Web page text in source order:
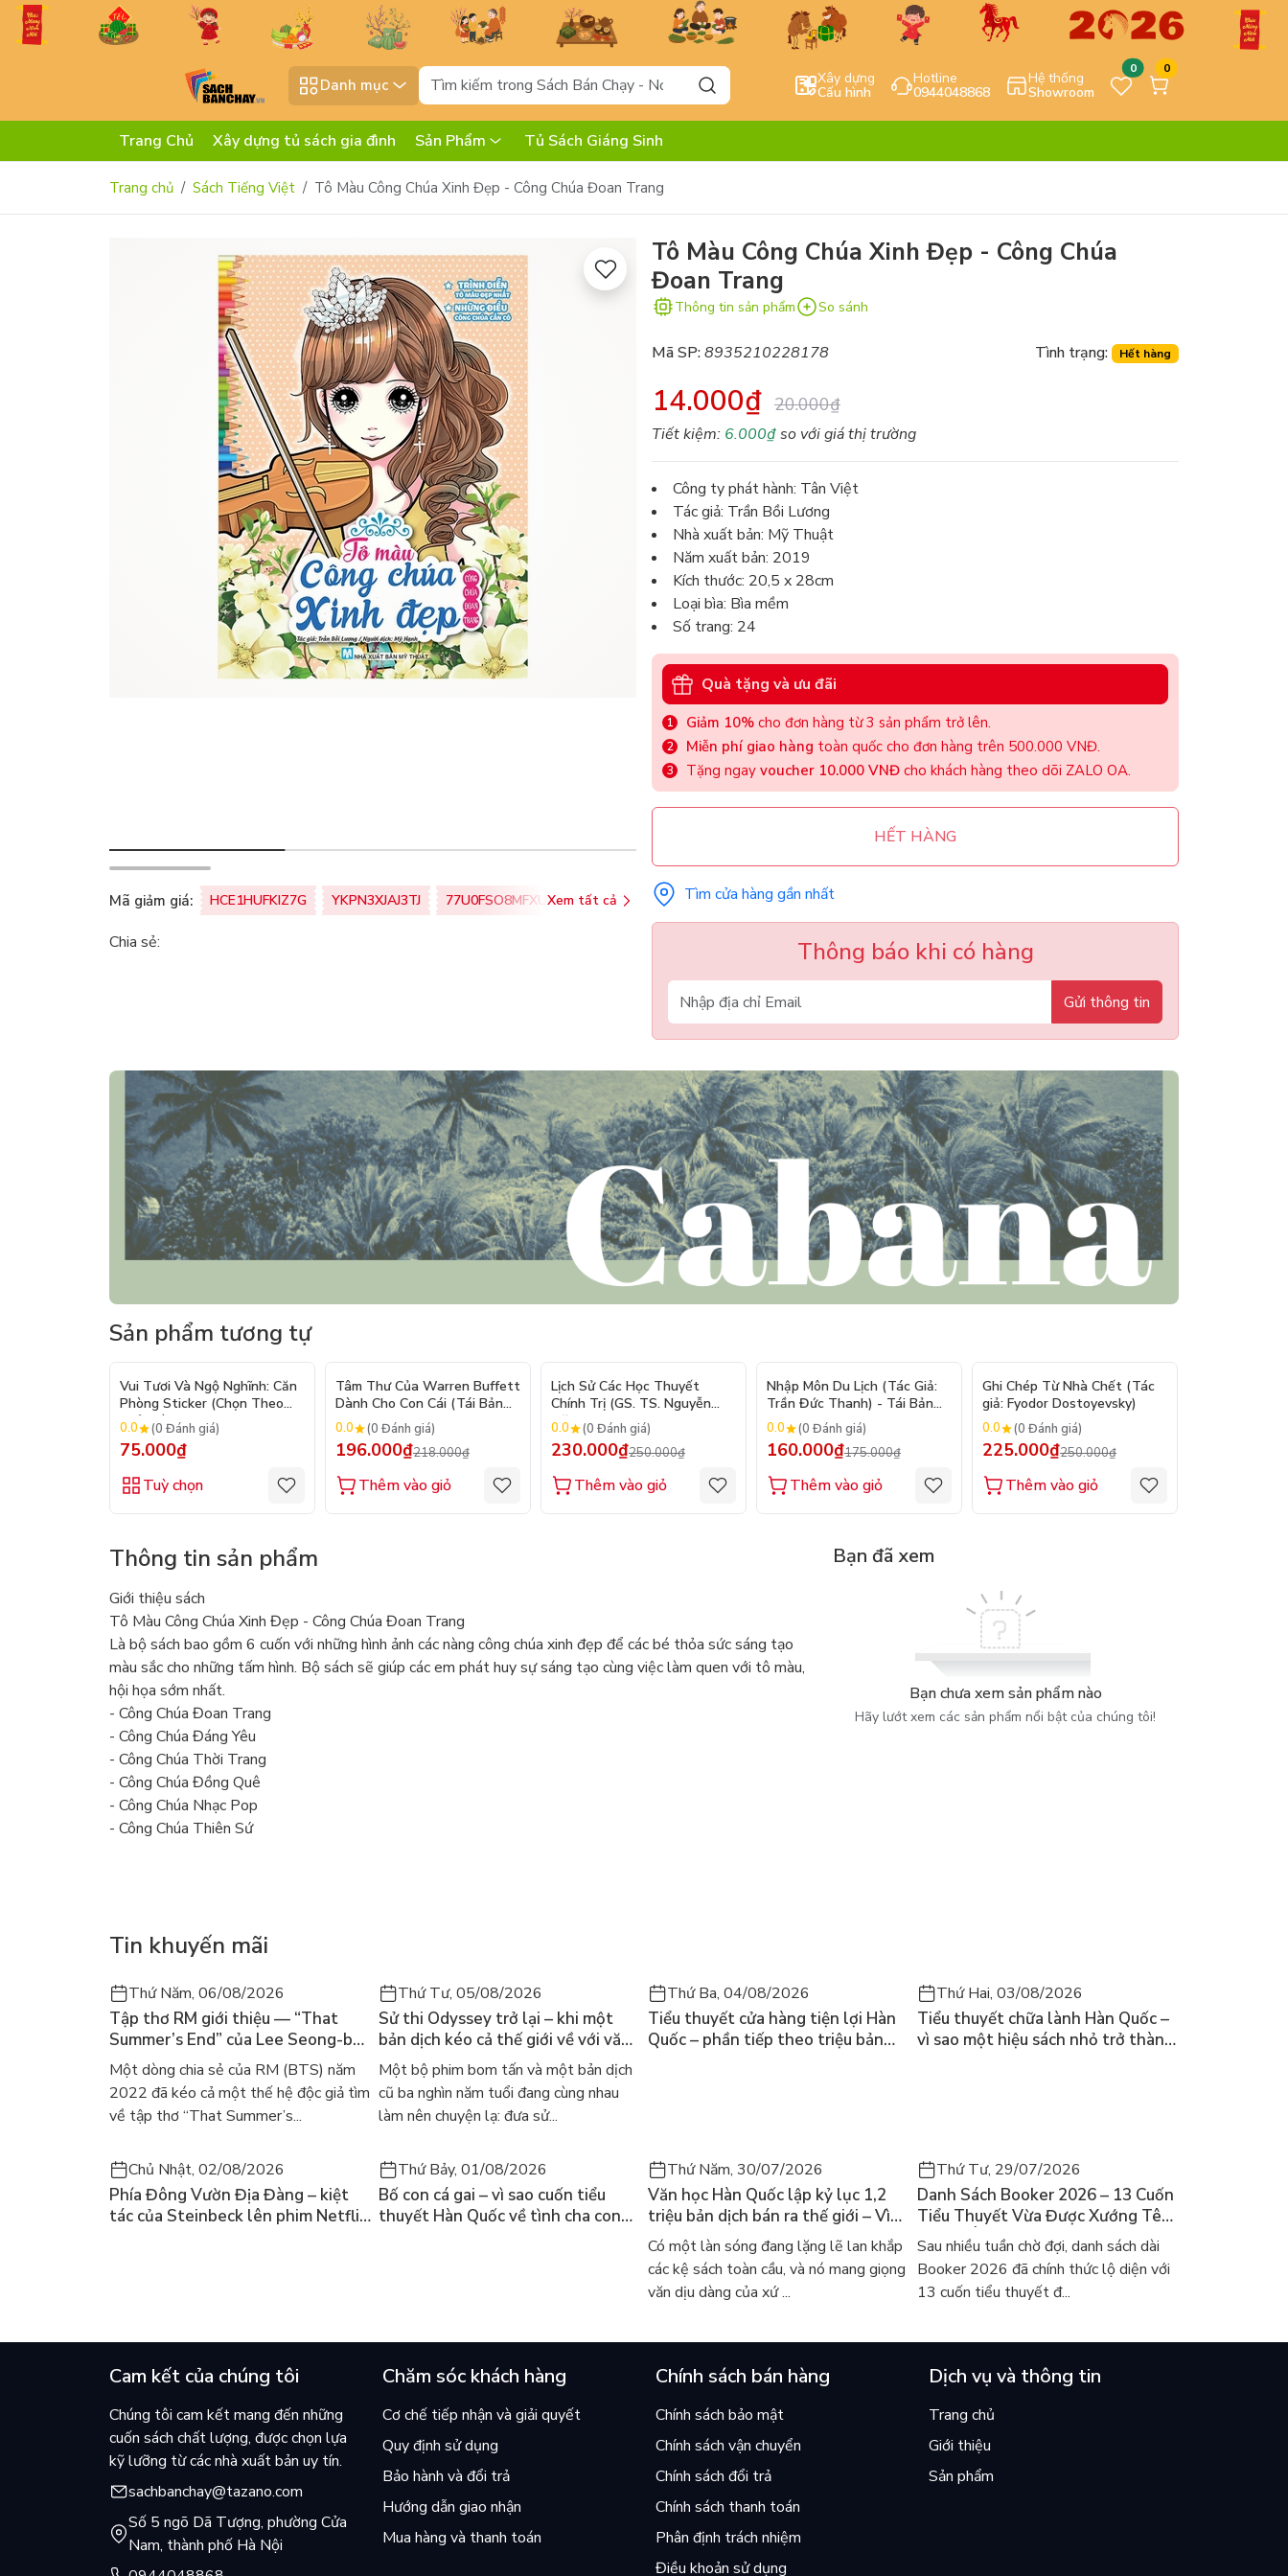
Danh mục Xây dựng
Cấu hình
Hotline
0944048868
Hệ thống
Showroom
0 0
Trang Chủ Xây dựng tủ sách gia đình Sản Phẩm Tủ Sách Giáng Sinh
Trang chủ Sách Tiếng Việt Tô Màu Công Chúa Xinh Đẹp - Công Chúa Đoan Trang
Mã giảm giá: HCE1HUFKIZ7G YKPN3XJAJ3TJ 77U0FSO8MFXU Xem tất cả
Chia sẻ:
Tô Màu Công Chúa Xinh Đẹp - Công Chúa
Đoan Trang
Thông tin sản phẩm So sánh
Mã SP:8935210228178 Tình trạng: Hết hàng
14.000₫ 20.000₫
Tiết kiệm: 6.000₫so với giá thị trường
Công ty phát hành: Tân Việt
Tác giả: Trần Bồi Lương
Nhà xuất bản: Mỹ Thuật
Năm xuất bản: 2019
Kích thước: 20,5 x 28cm
Loại bìa: Bìa mềm
Số trang: 24
Quà tặng và ưu đãi
Giảm 10% cho đơn hàng từ 3 sản phẩm trở lên.
Miễn phí giao hàng toàn quốc cho đơn hàng trên 500.000 VNĐ.
Tặng ngay voucher 10.000 VNĐ cho khách hàng theo dõi ZALO OA.
HẾT HÀNG
Tìm cửa hàng gần nhất
Thông báo khi có hàng
Gửi thông tin
Sản phẩm tương tự
Vui Tươi Và Ngộ Nghĩnh: Căn
Phòng Sticker (Chọn Theo
Chủ Đề) - Hơn 250 Sticker
0.0 (0 Đánh giá)
75.000₫
Tuỳ chọn
- 10%
Tâm Thư Của Warren Buffett
Dành Cho Con Cái (Tái Bản
2026)
0.0 (0 Đánh giá)
196.000₫218.000₫
Thêm vào giỏ
Lịch Sử Các Học Thuyết
Chính Trị (GS. TS. Nguyễn
Đăng Dung)
0.0 (0 Đánh giá)
230.000₫250.000₫
Thêm vào giỏ
- 9%
Nhập Môn Du Lịch (Tác Giả:
Trần Đức Thanh) - Tái Bản
2026
0.0 (0 Đánh giá)
160.000₫175.000₫
Thêm vào giỏ
- 10%
Ghi Chép Từ Nhà Chết (Tác
giả: Fyodor Dostoyevsky)
0.0 (0 Đánh giá)
225.000₫250.000₫
Thêm vào giỏ
Thông tin sản phẩm
Giới thiệu sách
Tô Màu Công Chúa Xinh Đẹp - Công Chúa Đoan Trang
Là bộ sách bao gồm 6 cuốn với những hình ảnh các nàng công chúa xinh đẹp để các bé thỏa sức sáng tạo
màu sắc cho những tấm hình. Bộ sách sẽ giúp các em phát huy sự sáng tạo cùng việc làm quen với tô màu,
hội họa sớm nhất.
- Công Chúa Đoan Trang
- Công Chúa Đáng Yêu
- Công Chúa Thời Trang
- Công Chúa Đồng Quê
- Công Chúa Nhạc Pop
- Công Chúa Thiên Sứ
Bạn đã xem
Bạn chưa xem sản phẩm nào
Hãy lướt xem các sản phẩm nổi bật của chúng tôi!
Tin khuyến mãi
Thứ Năm, 06/08/2026
Tập thơ RM giới thiệu — “That
Summer’s End” của Lee Seong-bok
ra mắt bản tiếng Anh sau 4 năm
gây sốt
Một dòng chia sẻ của RM (BTS) năm
2022 đã kéo cả một thế hệ độc giả tìm
về tập thơ “That Summer’s...
Thứ Tư, 05/08/2026
Sử thi Odyssey trở lại – khi một
bản dịch kéo cả thế giới về với văn
học kinh điển
Một bộ phim bom tấn và một bản dịch
cũ ba nghìn năm tuổi đang cùng nhau
làm nên chuyện lạ: đưa sử...
Thứ Ba, 04/08/2026
Tiểu thuyết cửa hàng tiện lợi Hàn
Quốc – phần tiếp theo triệu bản
Thứ Hai, 03/08/2026
Tiểu thuyết chữa lành Hàn Quốc –
vì sao một hiệu sách nhỏ trở thành
Chủ Nhật, 02/08/2026
Phía Đông Vườn Địa Đàng – kiệt
tác của Steinbeck lên phim Netflix
Thứ Bảy, 01/08/2026
Bố con cá gai – vì sao cuốn tiểu
thuyết Hàn Quốc về tình cha con
Thứ Năm, 30/07/2026
Văn học Hàn Quốc lập kỷ lục 1,2
triệu bản dịch bán ra thế giới – Vì
sao cả thế giới đang đọc sách Hàn?
Có một làn sóng đang lặng lẽ lan khắp
các kệ sách toàn cầu, và nó mang giọng
văn dịu dàng của xứ ...
Thứ Tư, 29/07/2026
Danh Sách Booker 2026 – 13 Cuốn
Tiểu Thuyết Vừa Được Xướng Tên
Và Gợi Ý Đọc Cho Người Việt
Sau nhiều tuần chờ đợi, danh sách dài
Booker 2026 đã chính thức lộ diện với
13 cuốn tiểu thuyết đ...
Cam kết của chúng tôi
Chúng tôi cam kết mang đến những
cuốn sách chất lượng, được chọn lựa
kỹ lưỡng từ các nhà xuất bản uy tín.
sachbanchay@tazano.com
Số 5 ngõ Dã Tượng, phường Cửa
Nam, thành phố Hà Nội
Chăm sóc khách hàng
Cơ chế tiếp nhận và giải quyết
Quy định sử dụng
Bảo hành và đổi trả
Hướng dẫn giao nhận
Mua hàng và thanh toán
Chính sách bán hàng
Chính sách bảo mật
Chính sách vận chuyển
Chính sách đổi trả
Chính sách thanh toán
Phân định trách nhiệm
Điều khoản sử dụng
Dịch vụ và thông tin
Trang chủ
Giới thiệu
Sản phẩm